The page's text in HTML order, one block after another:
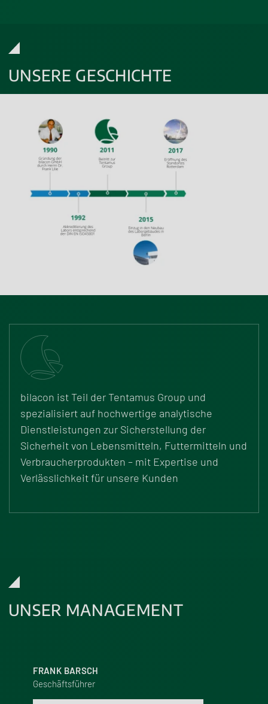
UNSERE GESCHICHTE
bilacon ist Teil der Tentamus Group und
spezialisiert auf hochwertige analytische
Dienstleistungen zur Sicherstellung der
Sicherheit von Lebensmitteln, Futtermitteln und
Verbraucherprodukten – mit Expertise und
Verlässlichkeit für unsere Kunden
UNSER MANAGEMENT
FRANK BARSCH
Geschäftsführer